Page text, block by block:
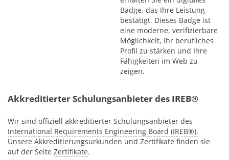
Badge, das Ihre Leistung
bestätigt. Dieses Badge ist
eine moderne, verifizierbare
Möglichkeit, Ihr berufliches
Profil zu stärken und Ihre
Fähigkeiten im Web zu
zeigen.
Akkreditierter Schulungsanbieter des IREB®
Wir sind offiziell akkreditierter Schulungsanbieter des
International Requirements Engineering Board (IREB®).
Unsere Akkreditierungsurkunden und Zertifikate finden sie
auf der Seite Zertifikate.